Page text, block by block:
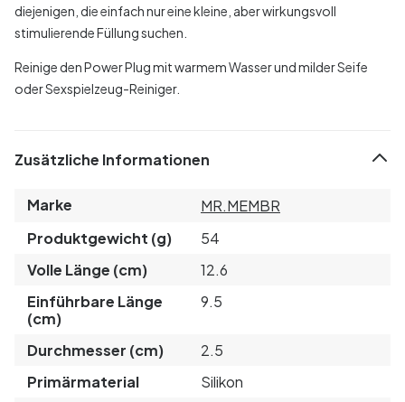
diejenigen, die einfach nur eine kleine, aber wirkungsvoll
stimulierende Füllung suchen.
Reinige den Power Plug mit warmem Wasser und milder Seife
oder Sexspielzeug-Reiniger.
Zusätzliche Informationen
Marke
MR.MEMBR
Produktgewicht (g)
54
Volle Länge (cm)
12.6
Einführbare Länge
(cm)
9.5
Durchmesser (cm)
2.5
Primärmaterial
Silikon